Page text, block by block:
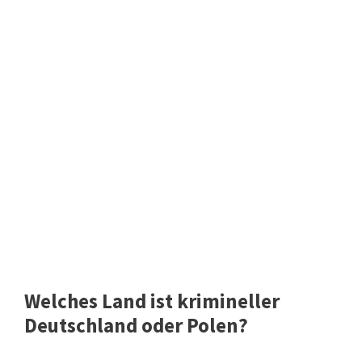
Welches Land ist krimineller
Deutschland oder Polen?